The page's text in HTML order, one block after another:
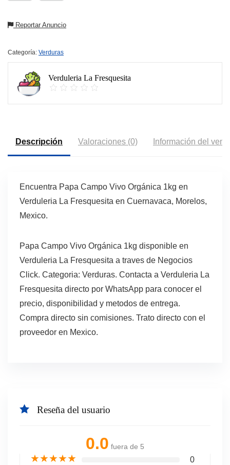
Reportar Anuncio
Categoría: Verduras
Verduleria La Fresquesita
Descripción Valoraciones (0) Información del
Encuentra Papa Campo Vivo Orgánica 1kg en
Verduleria La Fresquesita en Cuernavaca, Morelos,
Mexico.
Papa Campo Vivo Orgánica 1kg disponible en
Verduleria La Fresquesita a traves de Negocios
Click. Categoria: Verduras. Contacta a Verduleria La
Fresquesita directo por WhatsApp para conocer el
precio, disponibilidad y metodos de entrega.
Compra directo sin comisiones. Trato directo con el
proveedor en Mexico.
Reseña del usuario
0.0 fuera de 5
★★★★★ 0